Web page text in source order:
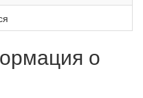
о